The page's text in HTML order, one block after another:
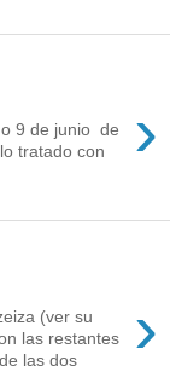
›
9 de junio de
tratado con
›
(ver su
las restantes
las dos